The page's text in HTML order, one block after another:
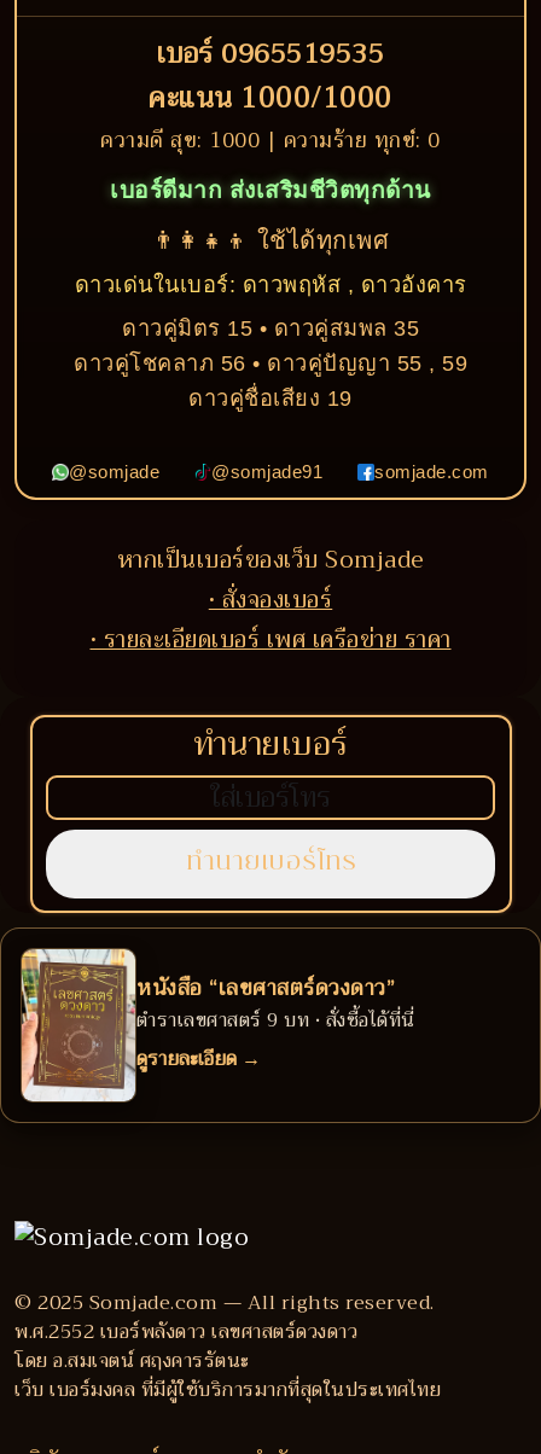
เบอร์ 0965519535
คะแนน 1000/1000
ความดี สุข: 1000 | ความร้าย ทุกข์: 0
เบอร์ดีมาก ส่งเสริมชีวิตทุกด้าน
👨‍👩‍👧‍👦 ใช้ได้ทุกเพศ
ดาวเด่นในเบอร์: ดาวพฤหัส , ดาวอังคาร
ดาวคู่มิตร 15 • ดาวคู่สมพล 35
ดาวคู่โชคลาภ 56 • ดาวคู่ปัญญา 55 , 59
ดาวคู่ชื่อเสียง 19
@somjade @somjade91 somjade.com
หากเป็นเบอร์ของเว็บ Somjade
• สั่งจองเบอร์
• รายละเอียดเบอร์ เพศ เครือข่าย ราคา
ทำนายเบอร์
หนังสือ “เลขศาสตร์ดวงดาว”
ตำราเลขศาสตร์ 9 บท • สั่งซื้อได้ที่นี่
ดูรายละเอียด →
© 2025 Somjade.com — All rights reserved.
พ.ศ.2552 เบอร์พลังดาว เลขศาสตร์ดวงดาว
โดย อ.สมเจตน์ ศฤงคารรัตนะ
เว็บ เบอร์มงคล ที่มีผู้ใช้บริการมากที่สุดในประเทศไทย